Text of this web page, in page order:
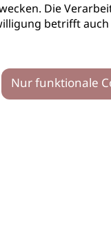
Die
betrifft
Nur funktionale